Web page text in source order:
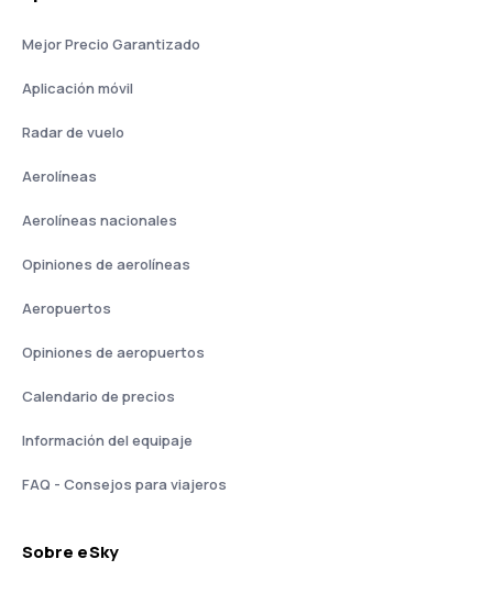
Mejor Precio Garantizado
Aplicación móvil
Radar de vuelo
Aerolíneas
Aerolíneas nacionales
Opiniones de aerolíneas
Aeropuertos
Opiniones de aeropuertos
Calendario de precios
Información del equipaje
FAQ - Consejos para viajeros
Sobre eSky